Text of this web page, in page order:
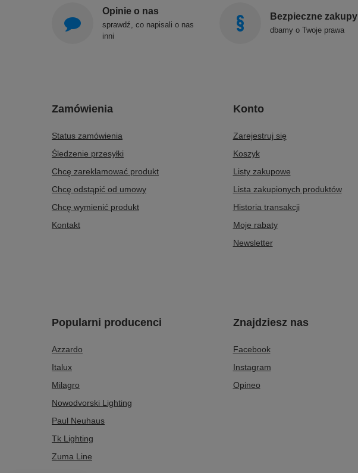
Opinie o nas
sprawdź, co napisali o nas
inni
Bezpieczne zakupy
dbamy o Twoje prawa
Zamówienia
Status zamówienia
Śledzenie przesyłki
Chcę zareklamować produkt
Chcę odstąpić od umowy
Chcę wymienić produkt
Kontakt
Konto
Zarejestruj się
Koszyk
Listy zakupowe
Lista zakupionych produktów
Historia transakcji
Moje rabaty
Newsletter
Popularni producenci
Azzardo
Italux
Milagro
Nowodvorski Lighting
Paul Neuhaus
Tk Lighting
Zuma Line
Znajdziesz nas
Facebook
Instagram
Opineo